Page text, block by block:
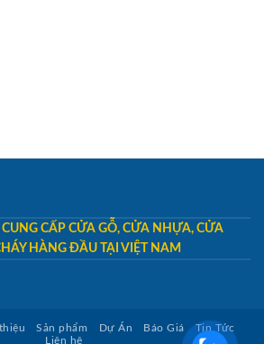
CẤP CỬA GỖ, CỬA NHỰA, CỬA
HÀNG ĐẦU TẠI VIỆT NAM
Sản phẩm Dự Án Báo Giá
Tin Tức
Liên hệ